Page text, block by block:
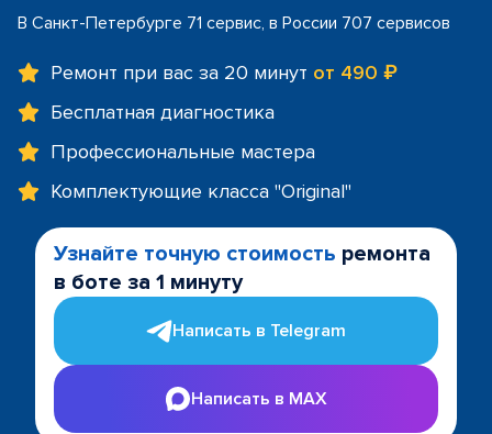
В Санкт-Петербурге 71 сервис, в России 707 сервисов
Ремонт при вас за 20 минут от 490 ₽
Бесплатная диагностика
Профессиональные мастера
Комплектующие класса "Original"
Узнайте точную стоимость ремонта
в боте за 1 минуту
Написать в Telegram
Написать в MAX